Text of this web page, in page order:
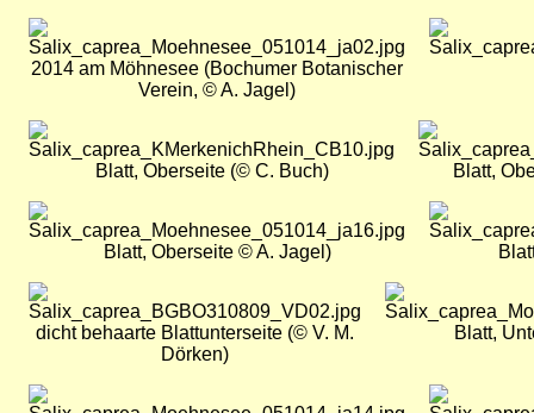
Bild
2014 am Möhnesee (Bochumer Botanischer
Verein, © A. Jagel)
Bild
Bild
Blatt, Oberseite (© C. Buch)
Bild
Blatt,
Bild
Blatt, Oberseite © A. Jagel)
Bild
Bild
dicht behaarte Blattunterseite (© V. M.
Dörken)
Bild
Blatt,
Bild
Bild